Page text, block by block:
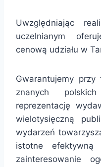
Uwzględniając
uczelnianym
cenową udziału w
Gwarantujemy przy
znanych
reprezentację
wielotysięczną
wydarzeń
istotne efektywną
zainteresowanie